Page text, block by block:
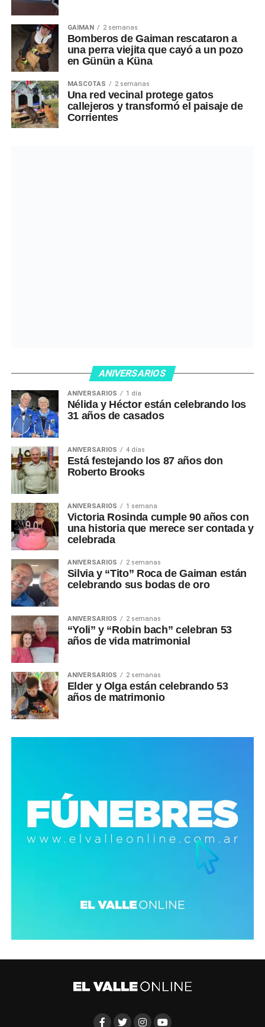
GAIMAN 2 semanas
Bomberos de Gaiman rescataron a
una perra viejita que cayó a un pozo
en Günün a Küna
MASCOTAS 2 semanas
Una red vecinal protege gatos
callejeros y transformó el paisaje de
Corrientes
ANIVERSARIOS
ANIVERSARIOS 1 día
Nélida y Héctor están celebrando los
31 años de casados
ANIVERSARIOS 4 días
Está festejando los 87 años don
Roberto Brooks
ANIVERSARIOS 1 semana
Victoria Rosinda cumple 90 años con
una historia que merece ser contada y
celebrada
ANIVERSARIOS 2 semanas
Silvia y “Tito” Roca de Gaiman están
celebrando sus bodas de oro
ANIVERSARIOS 2 semanas
“Yoli” y “Robin bach” celebran 53
años de vida matrimonial
ANIVERSARIOS 2 semanas
Elder y Olga están celebrando 53
años de matrimonio